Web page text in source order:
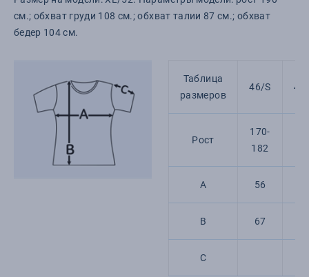
см.; обхват груди 108 см.; обхват талии 87 см.; обхват
бедер 104 см.
Таблица
размеров
46/S
Рост
170-
182
A 56
B 67
C